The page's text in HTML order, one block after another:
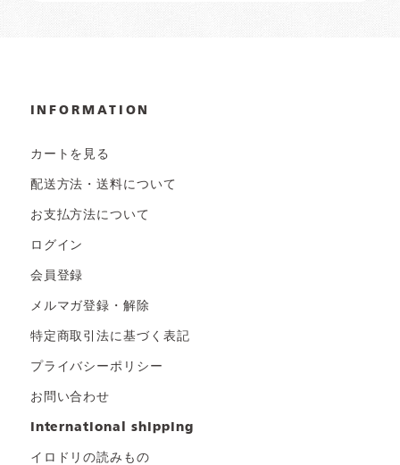
INFORMATION
カートを見る
配送方法・送料について
お支払方法について
ログイン
会員登録
メルマガ登録・解除
特定商取引法に基づく表記
プライバシーポリシー
お問い合わせ
international shipping
イロドリの読みもの